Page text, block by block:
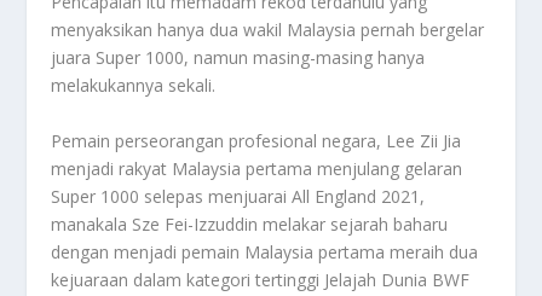
menyaksikan hanya dua wakil Malaysia pernah bergelar
juara Super 1000, namun masing-masing hanya
melakukannya sekali.
Pemain perseorangan profesional negara, Lee Zii Jia
menjadi rakyat Malaysia pertama menjulang gelaran
Super 1000 selepas menjuarai All England 2021,
manakala Sze Fei-Izzuddin melakar sejarah baharu
dengan menjadi pemain Malaysia pertama meraih dua
kejuaraan dalam kategori tertinggi Jelajah Dunia BWF